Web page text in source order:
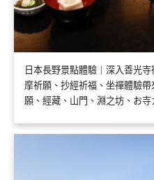
日本長野景點體驗｜深入善光
摩祈願、抄經祈福、坐禪體驗
願、經藏、山門、淵之坊、お